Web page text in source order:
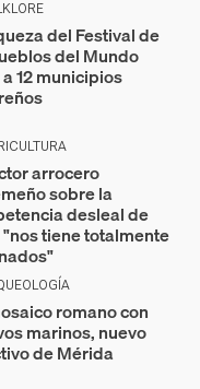
del Festival de
del Mundo
12 municipios
arrocero
sobre la
desleal de
tiene totalmente
romano con
marinos, nuevo
de Mérida